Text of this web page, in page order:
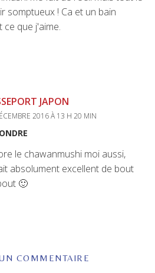
somptueux ! Ca et un bain
ce que j'aime.
JAPON
2016 À 13 H 20 MIN
le chawanmushi moi aussi,
absolument excellent de bout
🙂
COMMENTAIRE